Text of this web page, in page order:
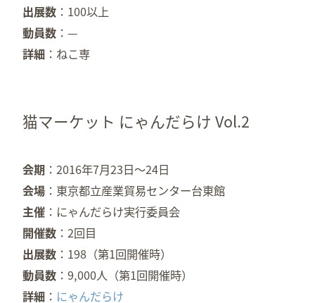
出展数
100以上
動員数
—
詳細
ねこ専
猫マーケット にゃんだらけ Vol.2
会期
2016年7月23日〜24日
会場
東京都立産業貿易センター台東館
主催
にゃんだらけ実行委員会
開催数
2回目
出展数
198（第1回開催時）
動員数
9,000人（第1回開催時）
詳細
にゃんだらけ